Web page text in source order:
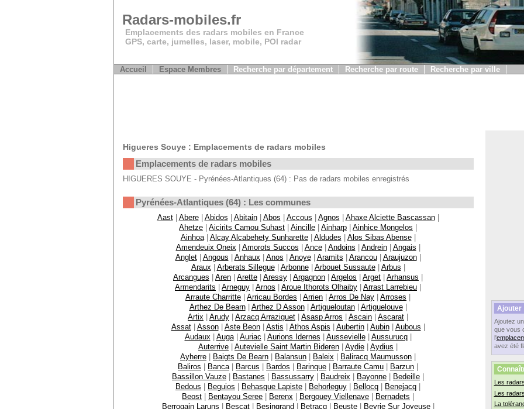
Radars-mobiles.fr
Emplacements des radars mobiles en France
GPS, carte, jumelles, laser, mobile, POI radar
Accueil Espace Membres Recherche par département Recherche par route Recherche par ville
Ajouter
Ajoutez un
que vous
l'
avez été
Les
Les
La
Higueres Souye : Emplacements de radars mobiles
Emplacements de radars mobiles
HIGUERES SOUYE - Pyrénées-Atlantiques (64) : Pas de radars mobiles enregistrés
Pyrénées-Atlantiques (64) : Les communes
Aast| Abere| Abidos | Abitain| Abos | Accous | Agnos | Ahaxe Alciette Bascassan|
Ahetze | Aicirits Camou Suhast | Aincille | Ainharp | Ainhice Mongelos |
Ainhoa| Alcay Alcabehety Sunharette| Aldudes | Alos Sibas Abense|
Amendeuix Oneix | Amorots Succos | Ance| Andoins | Andrein| Angais |
Anglet| Angous | Anhaux | Anos | Anoye| Aramits | Arancou| Araujuzon|
Araux | Arberats Sillegue| Arbonne| Arbouet Sussaute| Arbus |
Arcangues | Aren | Arette | Aressy | Argagnon | Argelos | Arget | Arhansus |
Armendarits | Arneguy | Arnos | Aroue Ithorots Olhaiby | Arrast Larrebieu |
Arraute Charritte | Arricau Bordes | Arrien | Arros De Nay | Arroses |
Arthez De Bearn| Arthez D Asson| Artigueloutan| Artiguelouve|
Artix | Arudy | Arzacq Arraziguet | Asasp Arros | Ascain | Ascarat |
Assat| Asson| Aste Beon| Astis | Athos Aspis | Aubertin| Aubin| Aubous |
Audaux | Auga| Auriac | Aurions Idernes | Aussevielle| Aussurucq|
Auterrive | Autevielle Saint Martin Bideren | Aydie | Aydius |
Ayherre | Baigts De Bearn | Balansun | Baleix | Baliracq Maumusson |
Baliros | Banca | Barcus | Bardos | Barinque | Barraute Camu | Barzun |
Bassillon Vauze | Bastanes | Bassussarry | Baudreix | Bayonne | Bedeille |
Bedous | Beguios | Behasque Lapiste | Behorleguy | Bellocq | Benejacq |
Beost | Bentayou Seree | Berenx | Bergouey Viellenave | Bernadets |
Berrogain Laruns | Bescat| Besingrand| Betracq| Beuste| Beyrie Sur Joyeuse|